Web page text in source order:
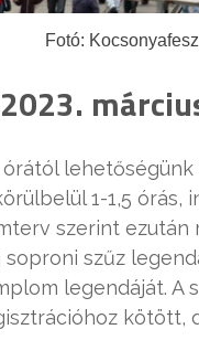
Fotó:
1-1,5
szerint
szűz
legendáját. A
kötött,